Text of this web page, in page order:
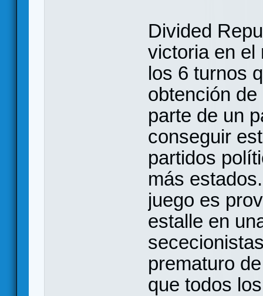
Divided
victoria en el
los 6 turnos
obtención
parte de un
conseguir
partidos
más
juego es
estalle en
prematuro
que todos